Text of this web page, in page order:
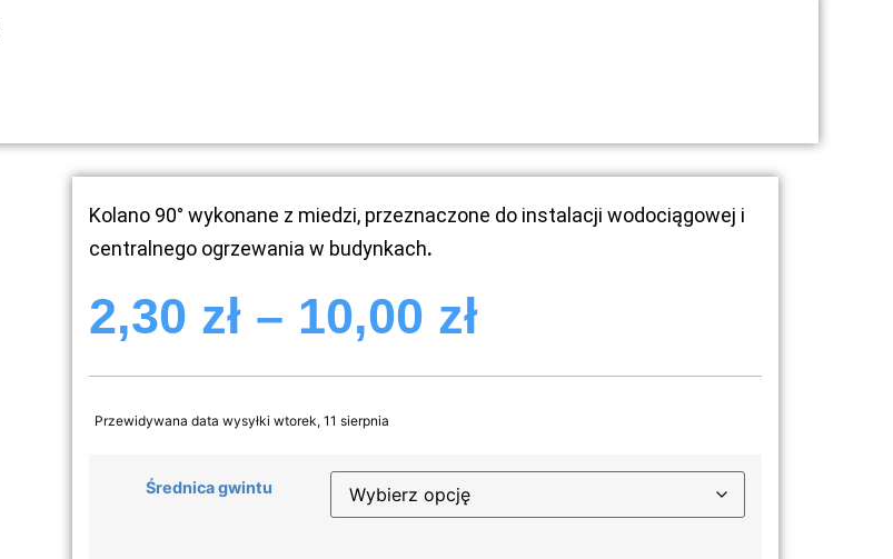
Kolano 90° wykonane z miedzi, przeznaczone do instalacji wodociągowej i
centralnego ogrzewania w budynkach.
2,30 zł – 10,00 zł
Przewidywana data wysyłki wtorek, 11 sierpnia
Średnica gwintu